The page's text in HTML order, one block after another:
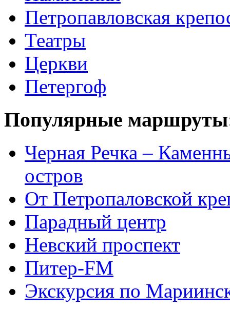
Петропавловская
Театры
Церкви
Петергоф
Популярные
Черная Речка –
остров
От Петропаловской
Парадный центр
Невский проспект
Питер-FM
Экскурсия по